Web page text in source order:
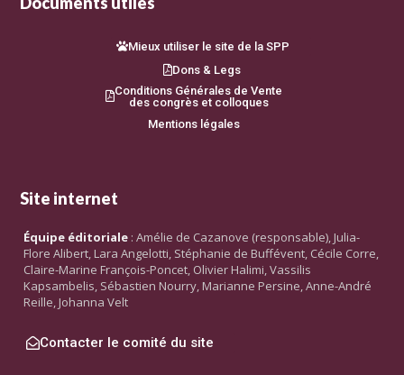
Mieux utiliser le site de la SPP
Dons & Legs
Conditions Générales de Vente
des congrès et colloques
Mentions légales
Site internet
Équipe éditoriale : Amélie de Cazanove (responsable), Julia-
Flore Alibert, Lara Angelotti, Stéphanie de Buffévent, Cécile Corre,
Claire-Marine François-Poncet, Olivier Halimi, Vassilis
Kapsambelis, Sébastien Nourry, Marianne Persine, Anne-André
Reille, Johanna Velt
Contacter le comité du site